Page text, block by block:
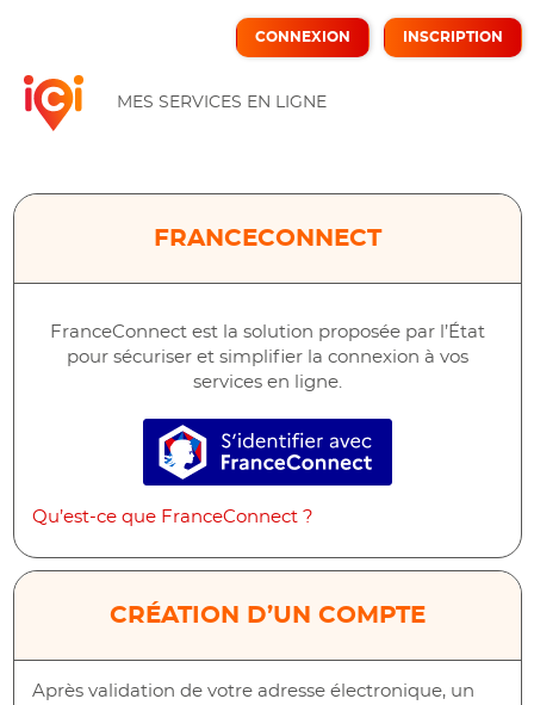
ICI
MES SERVICES EN LIGNE
CONNEXION INSCRIPTION
FRANCECONNECT
FranceConnect est la solution proposée par l’État
pour sécuriser et simplifier la connexion à vos
services en ligne.
S’identifier avec
Qu’est-ce que FranceConnect ?
CRÉATION D’UN COMPTE
Après validation de votre adresse électronique, un